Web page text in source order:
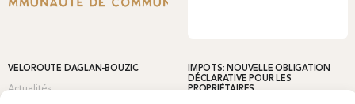
VÉLOROUTE DAGLAN-BOUZIC
Actualités
IMPOTS: NOUVELLE OBLIGATION
DÉCLARATIVE POUR LES
PROPRIÉTAIRES